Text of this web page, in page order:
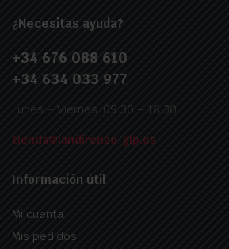
¿Necesitas ayuda?
+34 676 088 610
+34 634 033 977
Lunes – Viernes: 09:30 – 18:30
tienda@landirenzo-glp.es
Información útil
Mi cuenta
Mis pedidos